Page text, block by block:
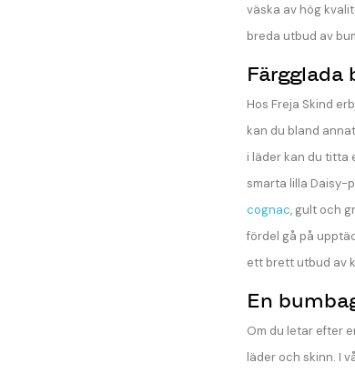
väska av hög
breda utbud av
Färgglada
Hos Freja Skind
kan du bland
i läder kan du titta
smarta lilla Daisy-
cognac, gult och
fördel gå på
ett brett utbud av
En
Om du letar efter
läder och skinn. I